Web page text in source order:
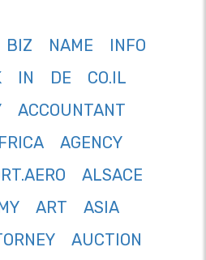
BIZ NAME
INFO
IN DE
CO.IL
ACCOUNTANT
AGENCY
ALSACE
ART
ASIA
AUCTION